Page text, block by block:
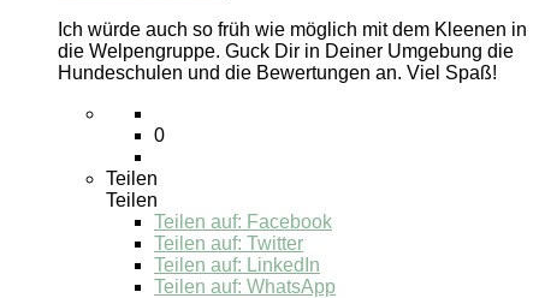
Ich würde auch so früh wie möglich mit dem Kleenen in
die Welpengruppe. Guck Dir in Deiner Umgebung die
Hundeschulen und die Bewertungen an. Viel Spaß!
0
Teilen
Teilen
Teilen auf: Facebook
Teilen auf: Twitter
Teilen auf: LinkedIn
Teilen auf: WhatsApp